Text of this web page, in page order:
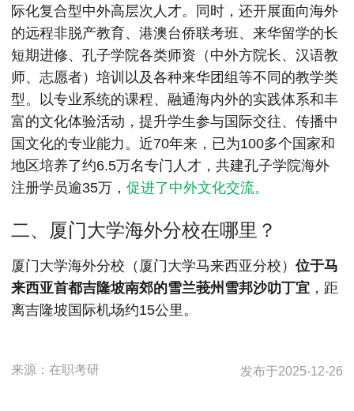
际化复合型中外高层次人才。同时，还开展面向海外
的远程非脱产教育、港澳台侨联考班、来华留学的长
短期进修、孔子学院各类师资（中外方院长、汉语教
师、志愿者）培训以及各种来华团组等不同的教学类
型。以专业系统的课程、融通海内外的实践体系和丰
富的文化体验活动，提升学生参与国际交往、传播中
国文化的专业能力。近70年来，已为100多个国家和
地区培养了约6.5万名专门人才，共建孔子学院海外
注册学员逾35万，促进了中外文化交流。
二、厦门大学海外分校在哪里？
厦门大学海外分校（厦门大学马来西亚分校）位于‌马
来西亚首都吉隆坡南郊的雪兰莪州雪邦沙叻丁宜 ‌，距
离吉隆坡国际机场约15公里。‌
来源：在职考研 发布于2025-12-26